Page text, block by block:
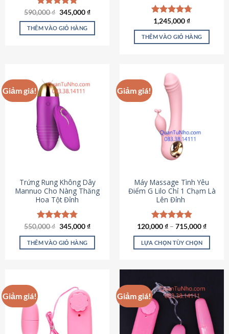
Được xếp
hạng4.79
5 sao
590,000₫ Giá
là:
590,000 ₫.
345,000₫Giá
tại
345,000 ₫.
THÊM VÀO GIỎ HÀNG
Được xếp
hạng4.73
5 sao
1,245,000₫
THÊM VÀO GIỎ HÀNG
Giảm giá!
Trứng Rung Không Dây
Mannuo Cho Nàng Thăng
Hoa Tột Đỉnh
Được xếp
hạng4.81
5 sao
550,000₫ Giá
là:
550,000 ₫.
345,000₫Giá
tại
THÊM VÀO GIỎ HÀNG
Giảm giá!
Máy Massage Tình Yêu
Điểm G Lilo Chỉ 1 Chạm Là
Lên Đỉnh
Được xếp
hạng4.85
5 sao
120,000₫ – 715,000₫
LỰA CHỌN TÙY CHỌN
có
nhiều
biến
thể.
Các
Giảm giá! Giảm giá!